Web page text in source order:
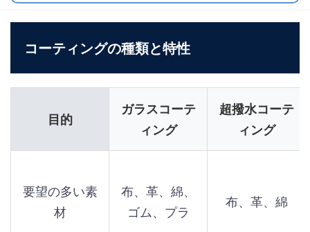
コーティングの種類と特性
目的
ガラスコーテ
ィング
超撥水コーテ
ィング
要望の多い素
材
布、革、綿、
ゴム、プラ
布、革、綿